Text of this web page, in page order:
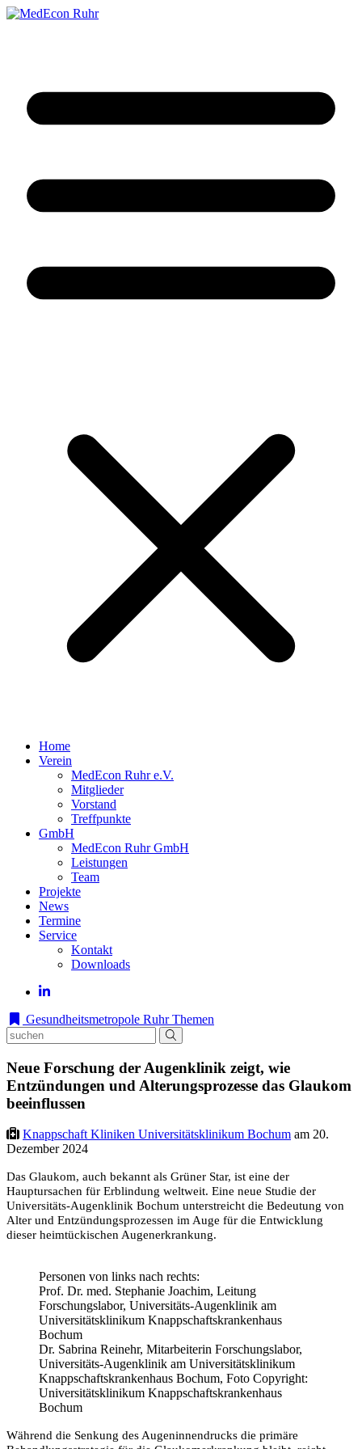
Home
Verein
MedEcon Ruhr e.V.
Mitglieder
Vorstand
Treffpunkte
GmbH
MedEcon Ruhr GmbH
Leistungen
Team
Projekte
News
Termine
Service
Kontakt
Downloads
Gesundheitsmetropole Ruhr Themen
Neue Forschung der Augenklinik zeigt, wie
Entzündungen und Alterungsprozesse das Glaukom
beeinflussen
Knappschaft Kliniken Universitätsklinikum Bochum am 20.
Dezember 2024
Das Glaukom, auch bekannt als Grüner Star, ist eine der
Hauptursachen für Erblindung weltweit. Eine neue Studie der
Universitäts-Augenklinik Bochum unterstreicht die Bedeutung von
Alter und Entzündungsprozessen im Auge für die Entwicklung
dieser heimtückischen Augenerkrankung.
Personen von links nach rechts:
Prof. Dr. med. Stephanie Joachim, Leitung
Forschungslabor, Universitäts-Augenklinik am
Universitätsklinikum Knappschaftskrankenhaus
Bochum
Dr. Sabrina Reinehr, Mitarbeiterin Forschungslabor,
Universitäts-Augenklinik am Universitätsklinikum
Knappschaftskrankenhaus Bochum, Foto Copyright:
Universitätsklinikum Knappschaftskrankenhaus
Bochum
Während die Senkung des Augeninnendrucks die primäre